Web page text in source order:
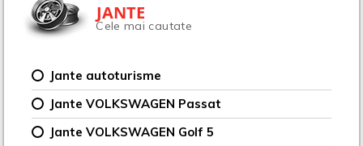
JANTE
Cele mai cautate
Jante autoturisme
Jante VOLKSWAGEN Passat
Jante VOLKSWAGEN Golf 5